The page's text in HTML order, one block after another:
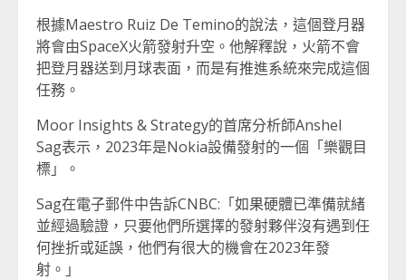
根據Maestro Ruiz De Temino的說法，這個登月器
將會由SpaceX火箭發射升空。他解釋說，火箭不會
把登月器送到月球表面，而是有推進系統來完成這個
任務。
Moor Insights & Strategy的首席分析師Anshel
Sag表示，2023年是Nokia設備發射的一個「樂觀目
標」。
Sag在電子郵件中告訴CNBC:「如果硬體已準備就緒
並經過驗證，只要他們所選擇的發射夥伴沒有遇到任
何挫折或延誤，他們有很大的機會在2023年發
射。」